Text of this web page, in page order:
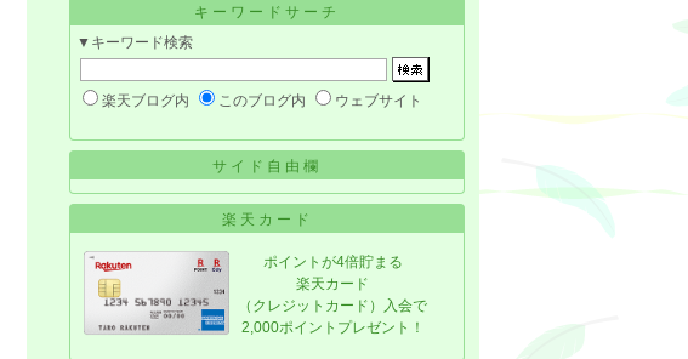
キーワードサーチ
▼キーワード検索
楽天ブログ内 このブログ内 ウェブサイト
サイド自由欄
楽天カード
ポイントが4倍貯まる
楽天カード
（クレジットカード）入会で
2,000ポイントプレゼント！